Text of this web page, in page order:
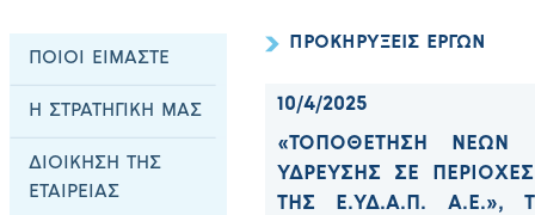
ΠΟΙΟΙ ΕΙΜΑΣΤΕ
Η ΣΤΡΑΤΗΓΙΚΗ ΜΑΣ
ΔΙΟΙΚΗΣΗ ΤΗΣ
ΕΤΑΙΡΕΙΑΣ
ΠΡΟΚΗΡΥΞΕΙΣ ΕΡΓΩΝ
10/4/2025
«ΤΟΠΟΘΕΤΗΣΗ ΝΕΩΝ
ΥΔΡΕΥΣΗΣ ΣΕ
ΤΗΣ Ε.ΥΔ.Α.Π. Α.Ε.»,